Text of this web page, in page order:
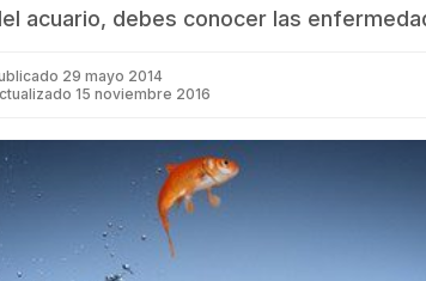
acuario, debes conocer las
29 mayo 2014
15 noviembre 2016